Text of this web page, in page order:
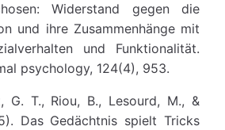
Widerstand gegen die
und ihre Zusammenhänge mit
und Funktionalität.
psychology, 124(4), 953.
G. T., Riou, B., Lesourd, M., &
Das Gedächtnis spielt Tricks